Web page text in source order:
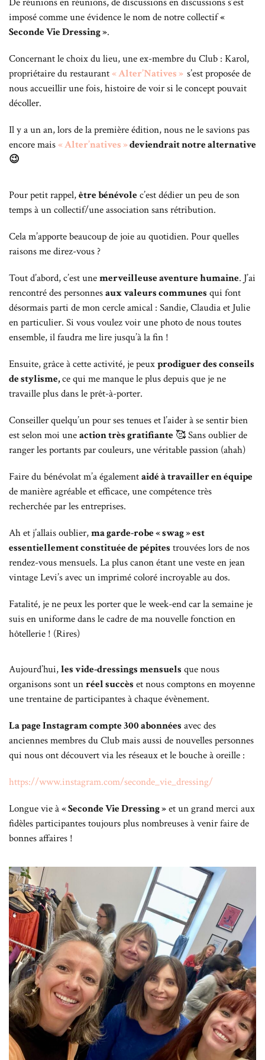
imposé comme une évidence le nom de notre collectif«
Seconde Vie Dressing ».
Concernant le choix du lieu, une ex-membre du Club : Karol,
propriétaire du restaurant« Alter’Natives » s’est proposée de
nous accueillir une fois, histoire de voir si le concept pouvait
décoller.
Il y a un an, lors de la première édition, nous ne le savions pas
encore mais« Alter’natives »deviendrait notre alternative
😉
Pour petit rappel,être bénévolec’est dédier un peu de son
temps à un collectif/une association sans rétribution.
Cela m’apporte beaucoup de joie au quotidien. Pour quelles
raisons me direz-vous ?
Tout d’abord, c’est unemerveilleuse aventure humaine. J’ai
rencontré des personnesaux valeurs communes qui font
désormais parti de mon cercle amical : Sandie, Claudia et Julie
en particulier. Si vous voulez voir une photo de nous toutes
ensemble, il faudra me lire jusqu’à la fin !
Ensuite, grâce à cette activité, je peuxprodiguer des conseils
de stylisme,ce qui me manque le plus depuis que je ne
travaille plus dans le prêt-à-porter.
Conseiller quelqu’un pour ses tenues et l’aider à se sentir bien
est selon moi uneaction très gratifiante 🥰 Sans oublier de
ranger les portants par couleurs, une véritable passion (ahah)
Faire du bénévolat m’a égalementaidé à travailler en équipe
de manière agréable et efficace, une compétence très
recherchée par les entreprises.
Ah et j’allais oublier,ma garde-robe « swag » est
essentiellement constituée de pépites trouvées lors de nos
rendez-vous mensuels. La plus canon étant une veste en jean
vintage Levi’s avec un imprimé coloré incroyable au dos.
Fatalité, je ne peux les porter que le week-end car la semaine je
suis en uniforme dans le cadre de ma nouvelle fonction en
hôtellerie ! (Rires)
Aujourd’hui,les vide-dressings mensuels que nous
organisons sont unréel succès et nous comptons en moyenne
une trentaine de participantes à chaque évènement.
La page Instagram compte 300 abonnées avec des
anciennes membres du Club mais aussi de nouvelles personnes
qui nous ont découvert via les réseaux et le bouche à oreille :
https://www.instagram.com/seconde_vie_dressing/
Longue vie à« Seconde Vie Dressing »et un grand merci aux
fidèles participantes toujours plus nombreuses à venir faire de
bonnes affaires !